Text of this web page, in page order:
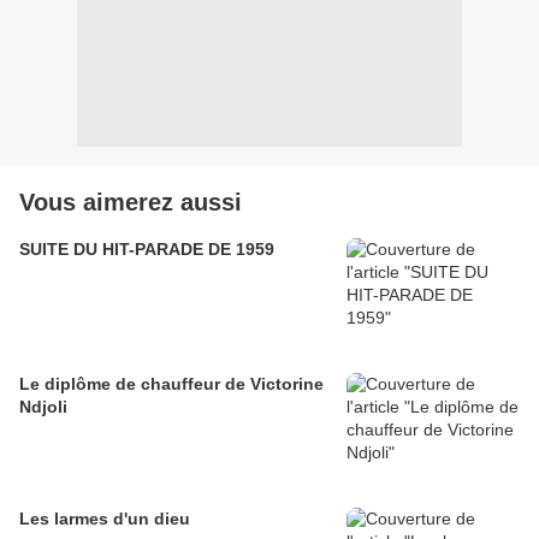
Vous aimerez aussi
SUITE DU HIT-PARADE DE 1959
Le diplôme de chauffeur de Victorine
Ndjoli
Les larmes d'un dieu